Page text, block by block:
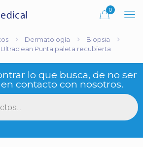
0
Dermatología
Biopsia
Punta paleta recubierta
lo que busca, de no ser
contacto con nosotros.